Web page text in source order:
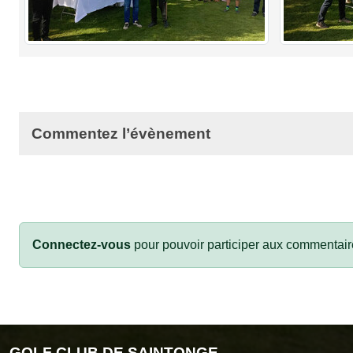
Commentez l’évènement
Connectez-vous pour pouvoir participer aux